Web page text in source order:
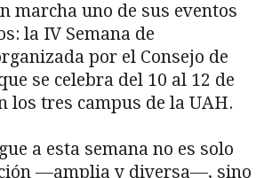
marcha uno de sus eventos
la IV Semana de
por el Consejo de
se celebra del 10 al 12 de
los tres campus de la UAH.
a esta semana no es solo
—amplia y diversa—, sino